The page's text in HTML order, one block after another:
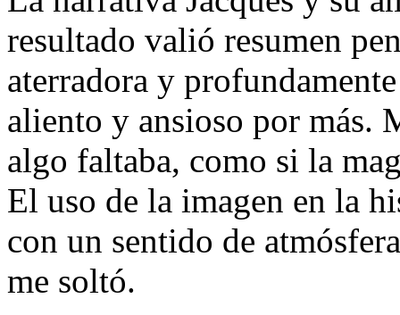
resultado valió resumen
aterradora y
aliento y ansioso por más.
algo faltaba, como si la
El uso de la imagen en la
con un sentido de
me soltó.